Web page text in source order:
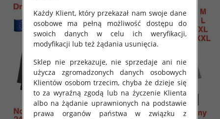
Każdy Klient, który przekazał nam swoje dane
osobowe ma pełną możliwość dostępu do
swoich danych w celu ich weryfikacji,
modyfikacji lub też żądania usunięcia.
Sklep nie przekazuje, nie sprzedaje ani nie
użycza zgromadzonych danych osobowych
Klientów osobom trzecim, chyba że dzieje się
to za wyraźną zgodą lub na życzenie Klienta
albo na żądanie uprawnionych na podstawie
prawa organów państwa w związku z